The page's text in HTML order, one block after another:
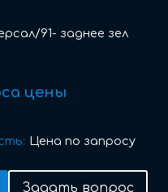
91- заднее зел
цены
Цена по запросу
Задать вопрос